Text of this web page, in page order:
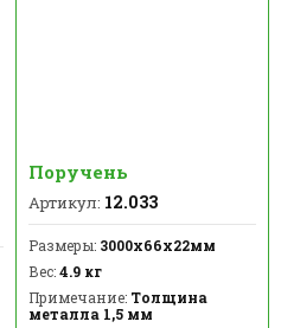
Поручень
Артикул: 12.033
Размеры:3000х66х22мм
Вес:4.9 кг
Примечание:Толщина
металла 1,5 мм